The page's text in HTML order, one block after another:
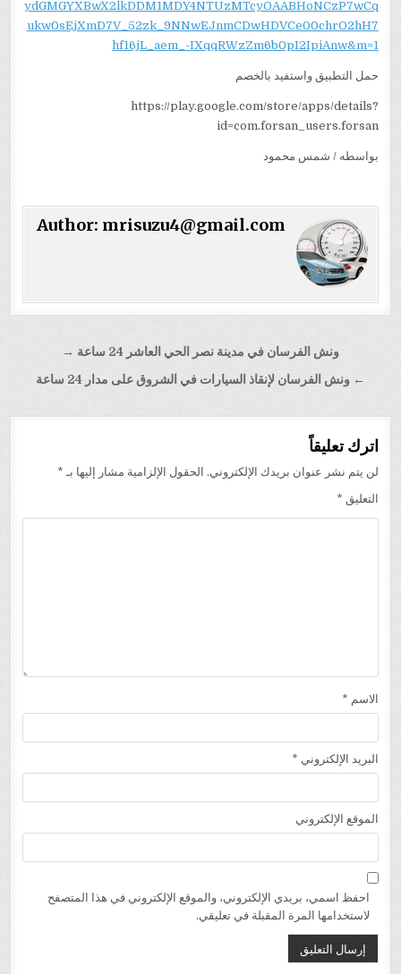
ydGMGYXBwX2lkDDM1MDY4NTUzMTcyOAABHoNCzP7wCq
ukw0sEjXmD7V_52zk_9NNwEJnmCDwHDVCe00chrO2hH7
hf16jL_aem_-IXqqRWzZm6b0pI2IpiAnw&m=1
حمل التطبيق واستفيد بالخصم
https://play.google.com/store/apps/details?
id=com.forsan_users.forsan
بواسطه / شمس محمود
Author: mrisuzu4@gmail.com
تصفّح
المقالات
ونش الفرسان في مدينة نصر الحي العاشر 24 ساعة →
← ونش الفرسان لإنقاذ السيارات في الشروق على مدار 24 ساعة
اترك تعليقاً
لن يتم نشر عنوان بريدك الإلكتروني. الحقول الإلزامية مشار إليها بـ *
التعليق *
الاسم *
البريد الإلكتروني *
الموقع الإلكتروني
احفظ اسمي، بريدي الإلكتروني، والموقع الإلكتروني في هذا المتصفح
لاستخدامها المرة المقبلة في تعليقي.